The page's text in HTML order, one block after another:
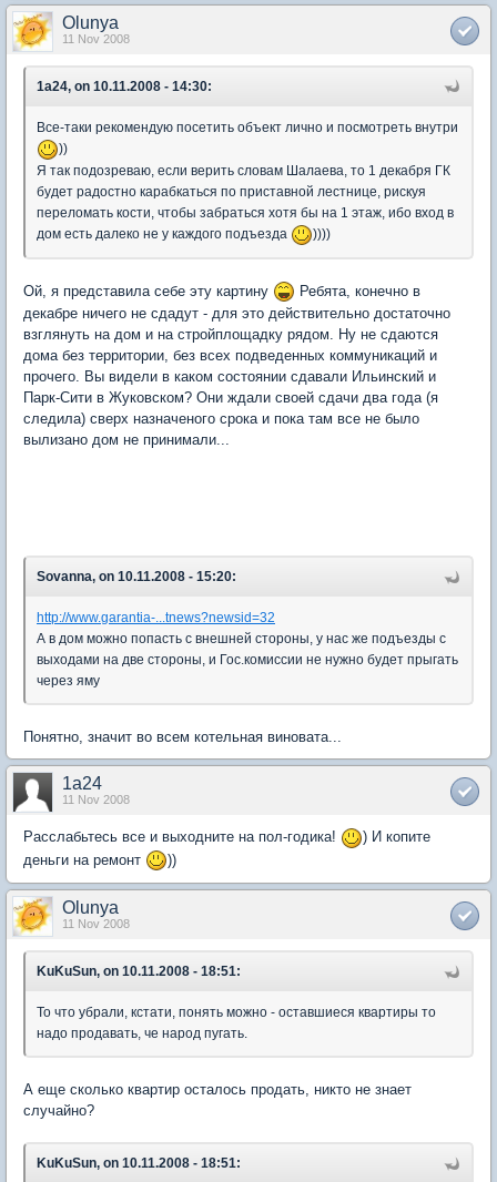
Olunya
11 Nov 2008
1a24, on 10.11.2008 - 14:30:
Все-таки рекомендую посетить объект лично и посмотреть внутри
))
Я так подозреваю, если верить словам Шалаева, то 1 декабря ГК
будет радостно карабкаться по приставной лестнице, рискуя
переломать кости, чтобы забраться хотя бы на 1 этаж, ибо вход в
дом есть далеко не у каждого подъезда
))))
Ой, я представила себе эту картину
Ребята, конечно в
декабре ничего не сдадут - для это действительно достаточно
взглянуть на дом и на стройплощадку рядом. Ну не сдаются
дома без территории, без всех подведенных коммуникаций и
прочего. Вы видели в каком состоянии сдавали Ильинский и
Парк-Сити в Жуковском? Они ждали своей сдачи два года (я
следила) сверх назначеного срока и пока там все не было
вылизано дом не принимали...
Sovanna, on 10.11.2008 - 15:20:
http://www.garantia-...tnews?newsid=32
А в дом можно попасть с внешней стороны, у нас же подъезды с
выходами на две стороны, и Гос.комиссии не нужно будет прыгать
через яму
Понятно, значит во всем котельная виновата...
1a24
11 Nov 2008
Расслабьтесь все и выходните на пол-годика!
) И копите
деньги на ремонт
))
Olunya
11 Nov 2008
KuKuSun, on 10.11.2008 - 18:51:
То что убрали, кстати, понять можно - оставшиеся квартиры то
надо продавать, че народ пугать.
А еще сколько квартир осталось продать, никто не знает
случайно?
KuKuSun, on 10.11.2008 - 18:51: